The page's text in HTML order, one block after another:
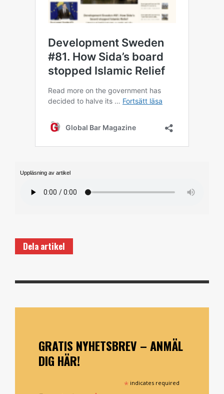
Uppläsning av artikel
Dela artikel
GRATIS NYHETSBREV – ANMÄL
DIG HÄR!
* indicates required